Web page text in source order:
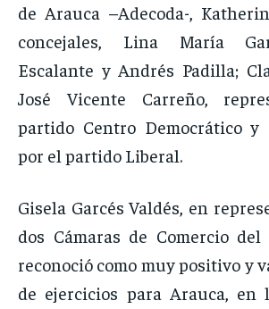
de Arauca –Adecoda-,
concejales, Lina María
Escalante y Andrés Padilla;
José Vicente Carreño,
partido Centro Democrático y
por el partido Liberal.
Gisela Garcés Valdés, en
dos Cámaras de Comercio del
reconoció como muy positivo y
de ejercicios para Arauca, en